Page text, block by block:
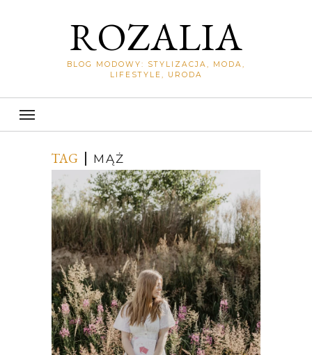
ROZALIA
BLOG MODOWY: STYLIZACJA, MODA,
LIFESTYLE, URODA
TAG MĄŻ